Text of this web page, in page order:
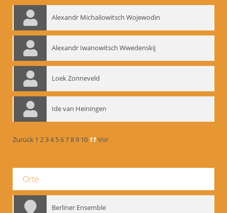
Alexandr Michailowitsch Wojewodin
Alexandr Iwanowitsch Wwedenskij
Loek Zonneveld
Ide van Heiningen
Zurück 1 234 56789 10 11Vor
Orte
Berliner Ensemble